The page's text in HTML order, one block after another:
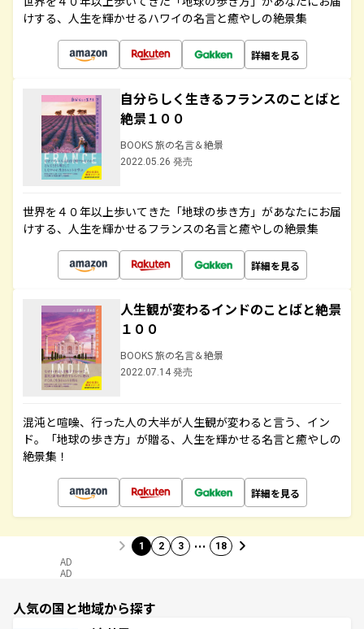
けする、人生を輝かせるハワイの名言と癒やしの絶景集
詳細を見る
自分らしく生きるフランスのことばと
絶景１００
BOOKS 旅の名言＆絶景
2022.05.26 発売
世界を４０年以上歩いてきた「地球の歩き方」があなたにお届
けする、人生を輝かせるフランスの名言と癒やしの絶景集
詳細を見る
人生観が変わるインドのことばと絶景
１００
BOOKS 旅の名言＆絶景
2022.07.14 発売
混沌と喧噪、行った人の大半が人生観が変わると言う、イン
ド。「地球の歩き方」が贈る、人生を輝かせる名言と癒やしの
絶景集！
詳細を見る
1 2 3 … 18
AD
AD
人気の国と地域から探す